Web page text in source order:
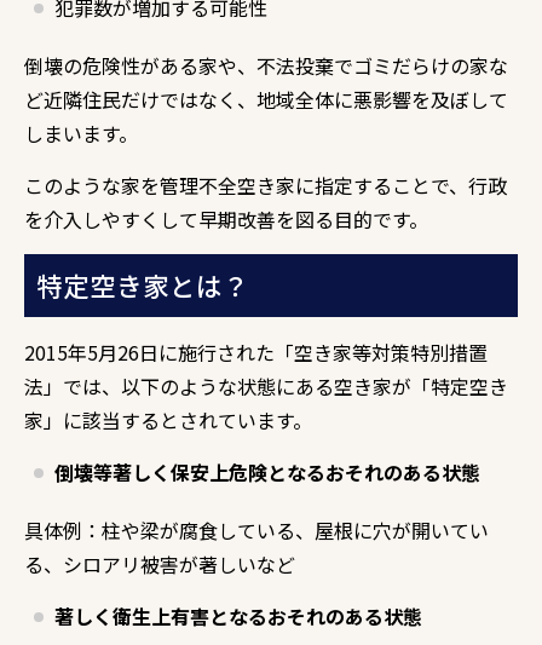
犯罪数が増加する可能性
倒壊の危険性がある家や、不法投棄でゴミだらけの家な
ど近隣住民だけではなく、地域全体に悪影響を及ぼして
しまいます。
このような家を管理不全空き家に指定することで、行政
を介入しやすくして早期改善を図る目的です。
特定空き家とは？
2015年5月26日に施行された「空き家等対策特別措置
法」では、 以下のような状態にある空き家が「特定空き
家」に該当するとされています。
倒壊等著しく保安上危険となるおそれのある状態
具体例：柱や梁が腐食している、 屋根に穴が開いてい
る、 シロアリ被害が著しいなど
著しく衛生上有害となるおそれのある状態